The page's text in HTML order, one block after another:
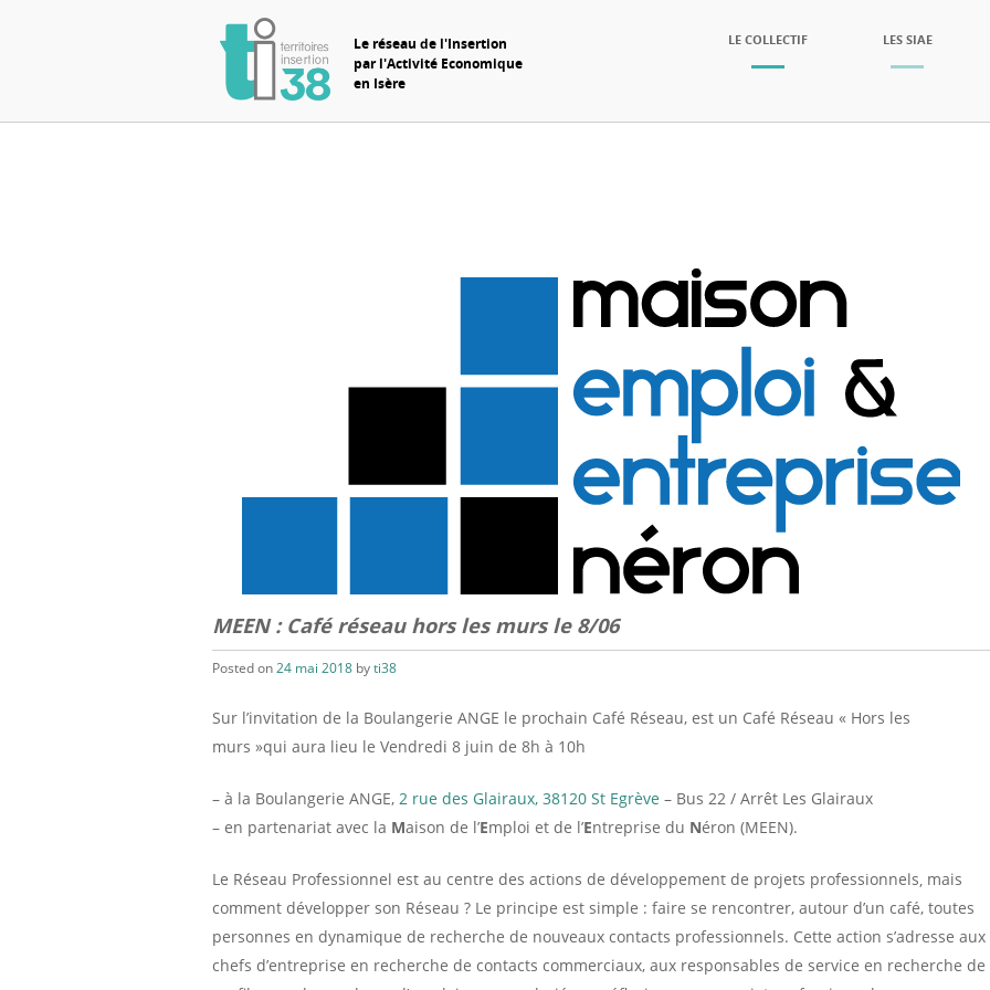
Le réseau de l'Insertion
par l'Activité Economique
en Isère
LE COLLECTIF LES SIAE
MEEN : Café réseau hors les murs le 8/06
Posted on24 mai 2018 byti38
Sur l’invitation de la Boulangerie ANGE le prochain Café Réseau, est un Café Réseau « Hors les
murs »qui aura lieu le Vendredi 8 juin de 8h à 10h
– à la Boulangerie ANGE, 2 rue des Glairaux, 38120 St Egrève – Bus 22 / Arrêt Les Glairaux
– en partenariat avec la Maison de l’Emploi et de l’Entreprise du Néron (MEEN).
Le Réseau Professionnel est au centre des actions de développement de projets professionnels, mais
comment développer son Réseau ? Le principe est simple : faire se rencontrer, autour d’un café, toutes
personnes en dynamique de recherche de nouveaux contacts professionnels. Cette action s’adresse aux
chefs d’entreprise en recherche de contacts commerciaux, aux responsables de service en recherche de